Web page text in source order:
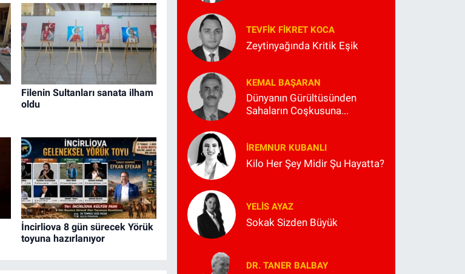
Filenin Sultanları sanata ilham
oldu
İncirliova 8 gün sürecek Yörük
toyuna hazırlanıyor
TEVFIK FIKRET KOCA
Zeytinyağında Kritik Eşik
KEMAL BAŞARAN
Dünyanın Gürültüsünden
Sahaların Coşkusuna...
İREMNUR KUBANLI
Kilo Her Şey Midir Şu Hayatta?
YELIS AYAZ
Sokak Sizden Büyük
DR. TANER BALBAY